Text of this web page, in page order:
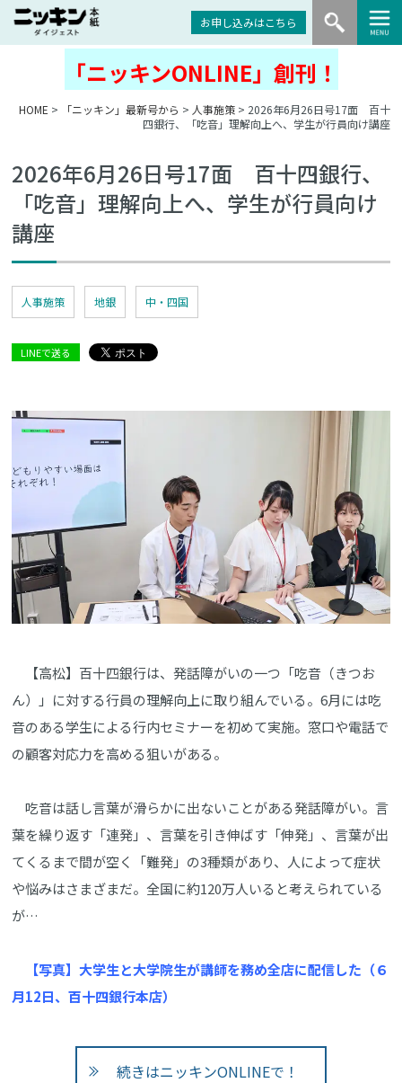
お申し込みはこちら
「ニッキンONLINE」創刊！
HOME > 「ニッキン」最新号から > 人事施策> 2026年6月26日号17面 百十
四銀行、「吃音」理解向上へ、学生が行員向け講座
2026年6月26日号17面 百十四銀行、
「吃音」理解向上へ、学生が行員向け
講座
人事施策 地銀 中・四国
LINEで送る
【高松】百十四銀行は、発話障がいの一つ「吃音（きつお
ん）」に対する行員の理解向上に取り組んでいる。6月には吃
音のある学生による行内セミナーを初めて実施。窓口や電話で
の顧客対応力を高める狙いがある。
吃音は話し言葉が滑らかに出ないことがある発話障がい。言
葉を繰り返す「連発」、言葉を引き伸ばす「伸発」、言葉が出
てくるまで間が空く「難発」の3種類があり、人によって症状
や悩みはさまざまだ。全国に約120万人いると考えられている
が…
【写真】大学生と大学院生が講師を務め全店に配信した（６
月12日、百十四銀行本店）
続きはニッキンONLINEで！